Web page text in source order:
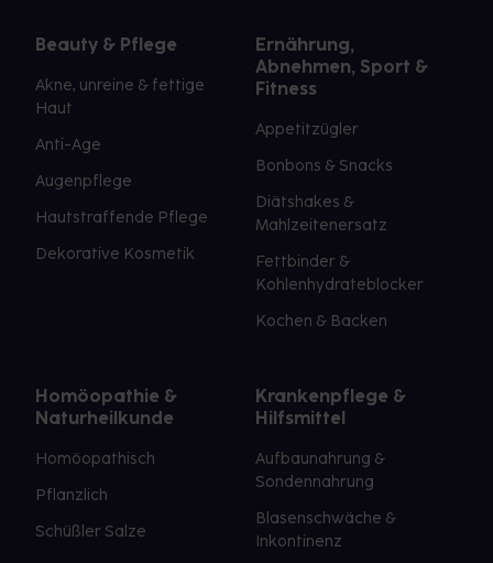
Beauty & Pflege
Akne, unreine & fettige
Haut
Anti-Age
Augenpflege
Hautstraffende Pflege
Dekorative Kosmetik
Ernährung,
Abnehmen, Sport &
Fitness
Appetitzügler
Bonbons & Snacks
Diätshakes &
Mahlzeitenersatz
Fettbinder &
Kohlenhydrateblocker
Kochen & Backen
Homöopathie &
Naturheilkunde
Homöopathisch
Pflanzlich
Schüßler Salze
Krankenpflege &
Hilfsmittel
Aufbaunahrung &
Sondennahrung
Blasenschwäche &
Inkontinenz